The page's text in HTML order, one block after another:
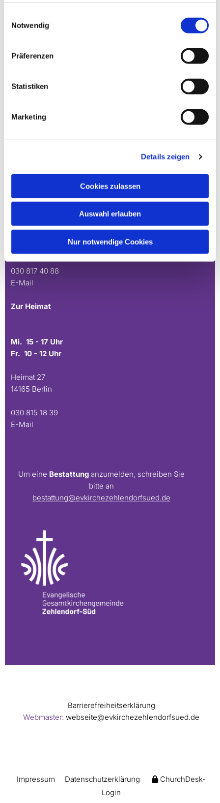
Notwendig
Präferenzen
Statistiken
Marketing
Details zeigen
Cookies zulassen
Auswahl erlauben
Nur notwendige Cookies
Mo. 10 - 12 Uhr
E-Mail
Mo. 10 - 12 Uhr
030 817 40 88
E-Mail
Zur Heimat
Mi. 15 - 17 Uhr
Fr. 10 - 12 Uhr
Heimat 27
14165 Berlin
030 815 18 39
E-Mail
Um eine Bestattung anzumelden, schreiben Sie
bitte an
bestattung@evkirchezehlendorfsued.de
Barrierefreiheitserklärung
Webmaster: webseite@evkirchezehlendorfsued.de
Impressum Datenschutzerklärung
ChurchDesk-
Login